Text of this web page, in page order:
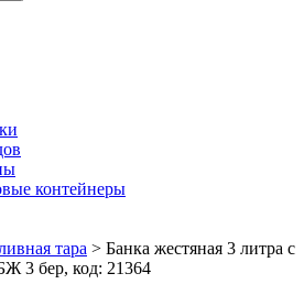
контейнеры
тара > Банка жестяная 3 литра с
3 бер, код: 21364